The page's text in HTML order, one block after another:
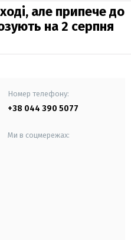
але припече до
на 2 серпня
Номер телефону:
+38 044 390 5077
Ми в соцмережах: